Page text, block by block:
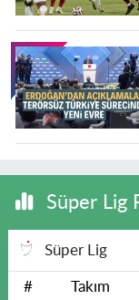
Süper Lig
Süper Lig
# Takım